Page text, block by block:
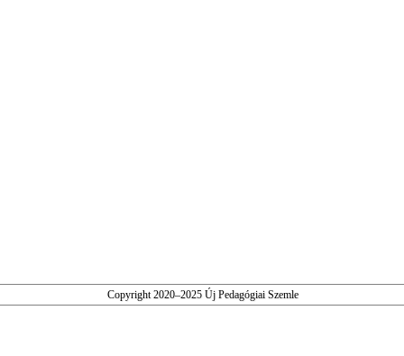
Copyright 2020–2025 Új Pedagógiai Szemle